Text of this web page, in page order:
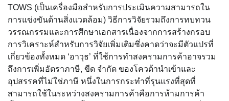
TOWS (เป็นเครื่องมือสำหรับการประเมินความสามารถใน
การแข่งขันด้านสิ่งแวดล้อม) วิธีการวิจัยรวมถึงการทบทวน
วรรณกรรมและการศึกษาเอกสารเนื่องจากการสร้างกรอบ
การวิเคราะห์สำหรับการวิจัยเพิ่มเติมซึ่งคาดว่าจะมีตัวแปรที่
เกี่ยวข้องทั้งหมด ‘อาวุธ’ ที่ใช้การทำสงครามการค้าอาจรวม
ถึงการเพิ่มอัตราภาษี, ขีด จำกัด ของโควต้านำเข้าและ
อุปสรรคที่ไม่ใช่ภาษี หนึ่งในการกระทำที่รุนแรงที่สุดที่
สามารถใช้ในระหว่างสงครามการค้าคือการห้ามการค้า